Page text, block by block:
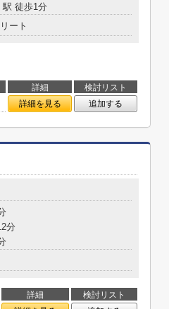
駅 徒歩1分
ート
詳細
検討リスト
詳細を見る 追加する
分
詳細
検討リスト